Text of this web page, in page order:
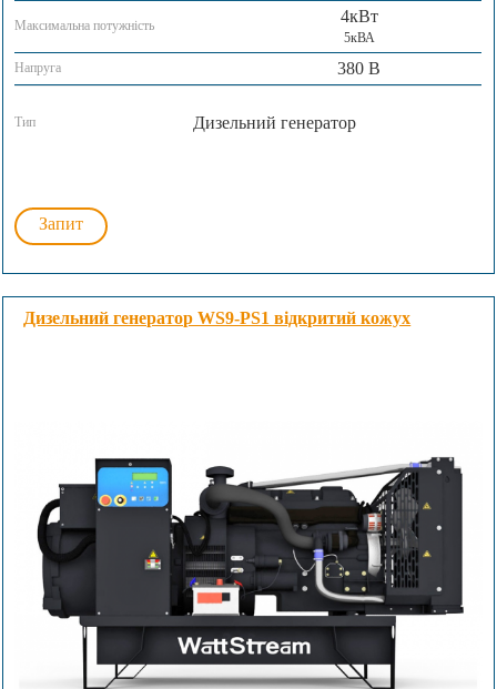
Максимальна потужність 4кВт
5кВА
Напруга
380 В
Тип Дизельний генератор
Запит
Дизельний генератор WS9-PS1 відкритий кожух